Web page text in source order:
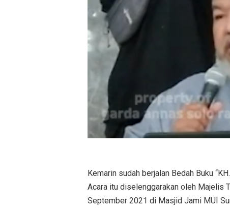
Kemarin sudah berjalan Bedah Buku
Acara itu diselenggarakan oleh Majelis
September 2021 di Masjid Jami MUI